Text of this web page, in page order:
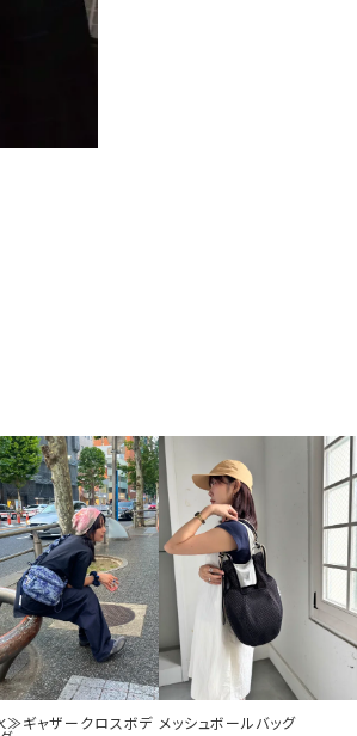
ギャザークロスボデ メッシュボールバッグ